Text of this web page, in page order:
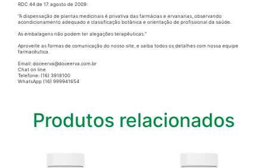
RDC 44 de 17 agosto de 2009:
“A dispensação de plantas medicinais é privativa das farmácias e ervanarias, observando
acondicionamento adequado e classificação botânica e orientação de profissional da saúde.
As embalagens não podem ter alegações terapêuticas.”
Aproveite as formas de comunicação do nosso site, e saiba todos os detalhes com nossa equipe
farmacêutica.
Email: doceerva@doceerva.com.br
Chat on line
Telefone: (16) 3918100
WhatsApp (16) 999941654
Produtos relacionados